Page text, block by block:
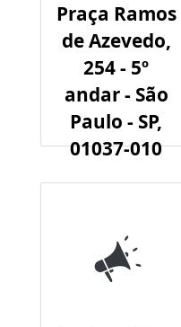
Praça Ramos
de Azevedo,
254 - 5º
andar - São
Paulo - SP,
01037-010